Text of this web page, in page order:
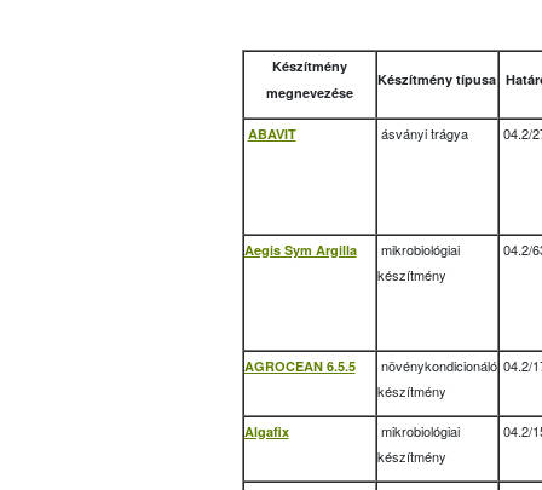
Készítmény
megnevezése
Készítmény típusa
ABAVIT ásványi trágya 04.2/
Aegis Sym Argilla
mikrobiológiai
készítmény
04.2/
AGROCEAN 6.5.5
növénykondicionáló
készítmény
04.2/
Algafix
mikrobiológiai
készítmény
04.2/